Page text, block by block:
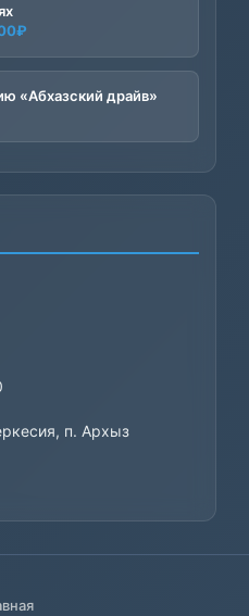
₽
2000₽
–
«Абхазский драйв»
п. Архыз